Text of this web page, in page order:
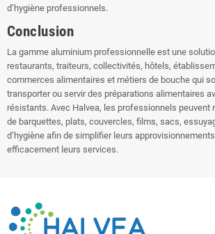
d’hygiène professionnels.
Conclusion
La gamme aluminium professionnelle est une
restaurants, traiteurs, collectivités, hôtels,
commerces alimentaires et métiers de bouche qui
transporter ou servir des préparations alimentaires
résistants. Avec Halvea, les professionnels peuvent
de barquettes, plats, couvercles, films, sacs,
d’hygiène afin de simplifier leurs
efficacement leurs services.